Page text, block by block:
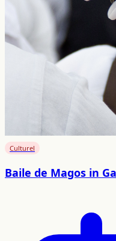
Culturel
Baile de Magos in